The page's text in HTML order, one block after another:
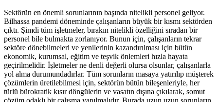
Sektörün en önemli sorunlarının başında nitelikli personel geliyor.
Bilhassa pandemi döneminde çalışanların büyük bir kısmı sektörden
çıktı. Şimdi tüm işletmeler, bırakın nitelikli özelliğini sıradan bir
personel bile bulmakta zorlanıyor. Bunun için, çalışanların tekrar
sektöre dönebilmeleri ve yenilerinin kazandırılması için bütün
ekonomik, kurumsal, eğitim ve teşvik önlemleri hızla hayata
geçirilmelidir. İşletmeler ne denli değerli olursa olsunlar, çalışanlarla
yol alma durumundadırlar. Tüm sorunların masaya yatırılıp müşterek
çözümlerin üretilebilmesi için, sektörün bütün bileşenleriyle, her
türlü bürokratik kısır döngülerin ve vasatın dışına çıkılarak, somut